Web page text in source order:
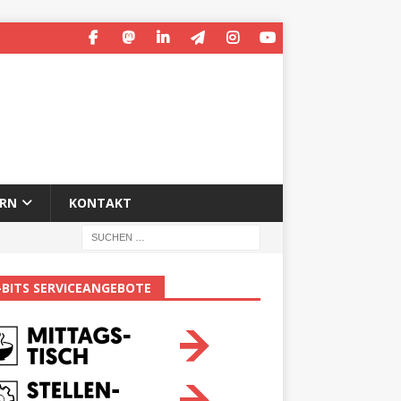
KONTAKT
SERVICEANGEBOTE